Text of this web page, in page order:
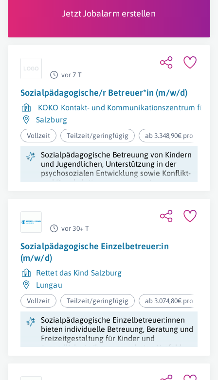
Jetzt Jobalarm erstellen
vor 7 T
Sozialpädagogische/r Betreuer*in (m/w/d)
KOKO Kontakt- und Kommunikationszentrum für
Salzburg
Vollzeit Teilzeit/geringfügig ab 3.348,90€ pro Monat
Sozialpädagogische Betreuung von Kindern
und Jugendlichen, Unterstützung in der
psychosozialen Entwicklung sowie Konflikt-
und Deeskalationsmanagement.
vor 30+ T
Sozialpädagogische Einzelbetreuer:in
(m/w/d)
Rettet das Kind Salzburg
Lungau
Vollzeit Teilzeit/geringfügig ab 3.074,80€ pro Monat
Sozialpädagogische Einzelbetreuer:innen
bieten individuelle Betreuung, Beratung und
Freizeitgestaltung für Kinder und
Jugendliche in ihrem gewohnten Umfeld,